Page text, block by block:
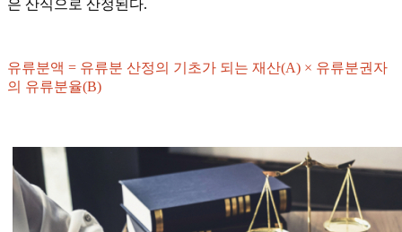
은 산식으로 산정된다.
유류분액 = 유류분 산정의 기초가 되는 재산(A) × 유류분권자
의 유류분율(B)